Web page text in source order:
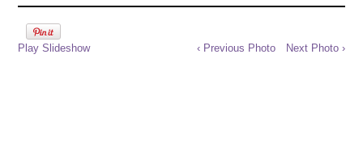
Play Slideshow ‹ Previous Photo Next Photo ›